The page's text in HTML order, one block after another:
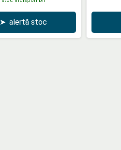
➤ alertă stoc